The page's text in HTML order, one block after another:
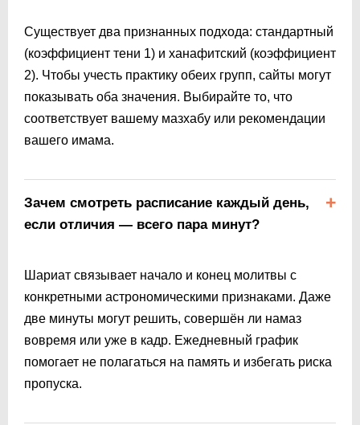
Существует два признанных подхода: стандартный
(коэффициент тени 1) и ханафитский (коэффициент
2). Чтобы учесть практику обеих групп, сайты могут
показывать оба значения. Выбирайте то, что
соответствует вашему мазхабу или рекомендации
вашего имама.
Зачем смотреть расписание каждый день,
если отличия — всего пара минут?
Шариат связывает начало и конец молитвы с
конкретными астрономическими признаками. Даже
две минуты могут решить, совершён ли намаз
вовремя или уже в кадр. Ежедневный график
помогает не полагаться на память и избегать риска
пропуска.